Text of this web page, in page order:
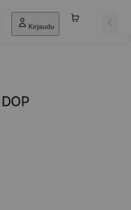
Kirjaudu